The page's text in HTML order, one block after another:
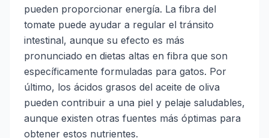
pueden proporcionar energía. La fibra del
tomate puede ayudar a regular el tránsito
intestinal, aunque su efecto es más
pronunciado en dietas altas en fibra que son
específicamente formuladas para gatos. Por
último, los ácidos grasos del aceite de oliva
pueden contribuir a una piel y pelaje saludables,
aunque existen otras fuentes más óptimas para
obtener estos nutrientes.